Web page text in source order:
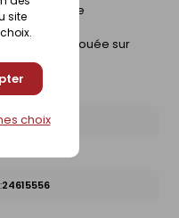
site
choix
voile de verre
couche clouée sur
24615556